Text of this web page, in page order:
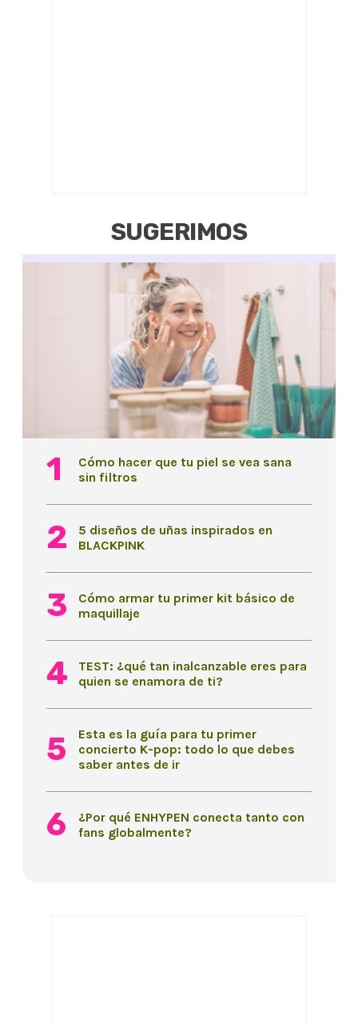
SUGERIMOS
Cómo hacer que tu piel se vea sana
sin filtros
5 diseños de uñas inspirados en
BLACKPINK
Cómo armar tu primer kit básico de
maquillaje
TEST: ¿qué tan inalcanzable eres para
quien se enamora de ti?
Esta es la guía para tu primer
concierto K-pop: todo lo que debes
saber antes de ir
¿Por qué ENHYPEN conecta tanto con
fans globalmente?